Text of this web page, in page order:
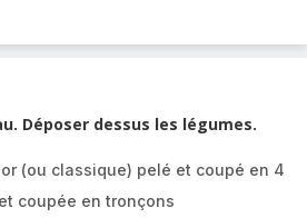
Déposer dessus les légumes.
(ou classique) pelé et coupé en 4
coupée en tronçons